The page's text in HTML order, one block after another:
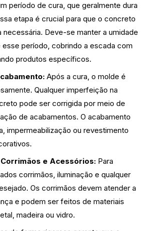
período de cura, que geralmente dura
etapa é crucial para que o concreto
necessária. Deve-se manter a umidade
esse período, cobrindo a escada com
produtos específicos.
Após a cura, o molde é
Qualquer imperfeição na
pode ser corrigida por meio de
de acabamentos. O acabamento
impermeabilização ou revestimento
e Acessórios: Para
corrimãos, iluminação e qualquer
Os corrimãos devem atender a
e podem ser feitos de materiais
madeira ou vidro.